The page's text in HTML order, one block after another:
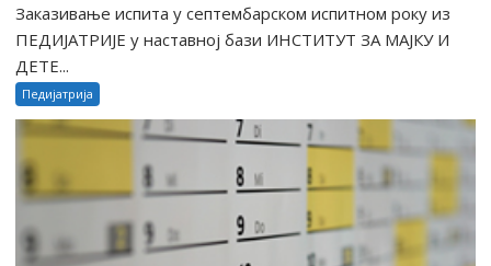
Заказивање испита у септембарском испитном року из
ПЕДИЈАТРИЈЕ у наставној бази ИНСТИТУТ ЗА МАЈКУ И
ДЕТЕ...
Педијатрија